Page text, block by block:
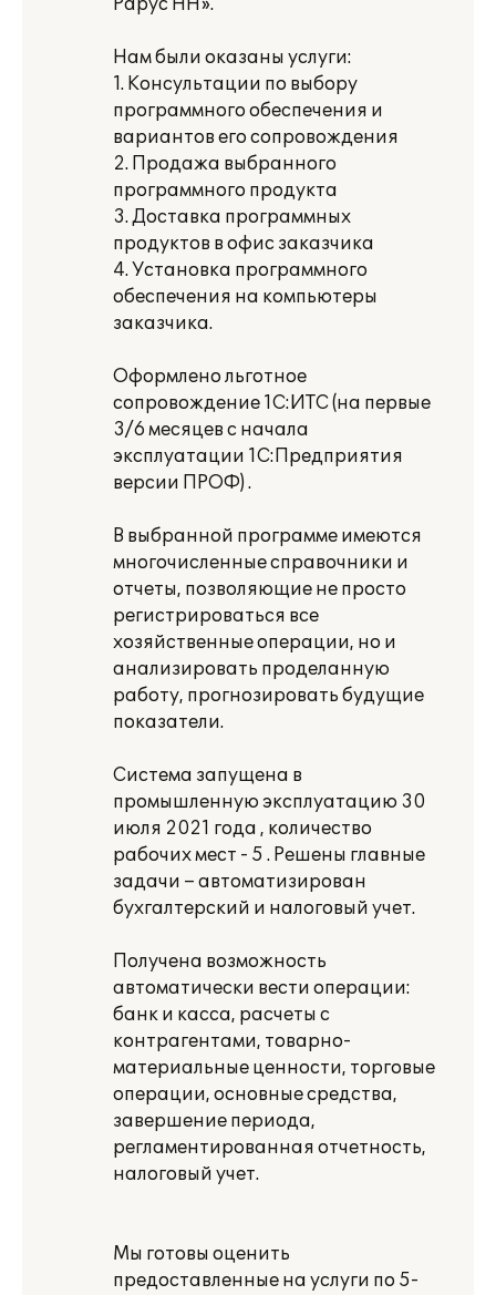
Рарус НН».
Нам были оказаны услуги:
1. Консультации по выбору
программного обеспечения и
вариантов его сопровождения
2. Продажа выбранного
программного продукта
3. Доставка программных
продуктов в офис заказчика
4. Установка программного
обеспечения на компьютеры
заказчика.
Оформлено льготное
сопровождение 1С:ИТС (на первые
3/6 месяцев с начала
эксплуатации 1С:Предприятия
версии ПРОФ) .
В выбранной программе имеются
многочисленные справочники и
отчеты, позволяющие не просто
регистрироваться все
хозяйственные операции, но и
анализировать проделанную
работу, прогнозировать будущие
показатели.
Система запущена в
промышленную эксплуатацию 30
июля 2021 года , количество
рабочих мест - 5 . Решены главные
задачи – автоматизирован
бухгалтерский и налоговый учет.
Получена возможность
автоматически вести операции:
банк и касса, расчеты с
контрагентами, товарно-
материальные ценности, торговые
операции, основные средства,
завершение периода,
регламентированная отчетность,
налоговый учет.
Мы готовы оценить
предоставленные на услуги по 5-